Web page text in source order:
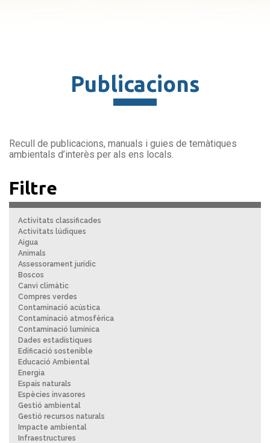
Publicacions
Recull de publicacions, manuals i guies de temàtiques
ambientals d’interès per als ens locals.
Filtre
Activitats classificades
Activitats lúdiques
Aigua
Animals
Assessorament jurídic
Boscos
Canvi climàtic
Compres verdes
Contaminació acústica
Contaminació atmosfèrica
Contaminació lumínica
Dades estadístiques
Edificació sostenible
Educació Ambiental
Energia
Espais naturals
Espècies invasores
Gestió ambiental
Gestió recursos naturals
Impacte ambiental
Infraestructures